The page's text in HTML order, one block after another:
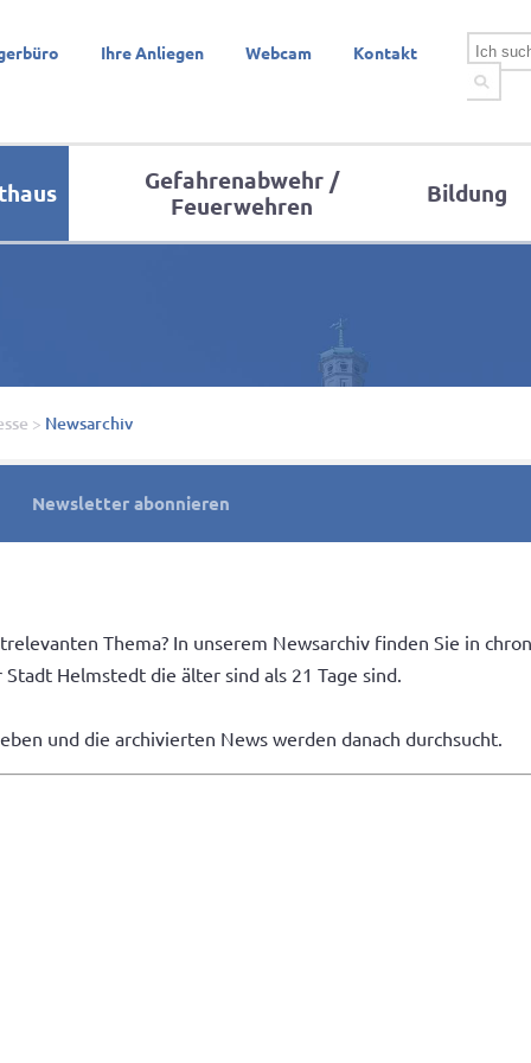
Ihre Anliegen Webcam Kontakt
Gefahrenabwehr /
Feuerwehren
Bildung
> Newsarchiv
Newsletter abonnieren
Thema? In unserem Newsarchiv finden Sie in
Helmstedt die älter sind als 21 Tage sind.
und die archivierten News werden danach durchsucht.